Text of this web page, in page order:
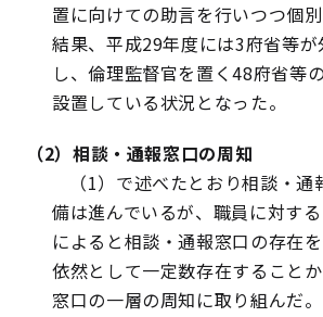
置に向けての助言を行いつつ個
結果、平成29年度には3府省等
し、倫理監督官を置く48府省等
設置している状況となった。
（2）相談・通報窓口の周知
（1）で述べたとおり相談・
備は進んでいるが、職員に対す
によると相談・通報窓口の存在
依然として一定数存在すること
窓口の一層の周知に取り組んだ